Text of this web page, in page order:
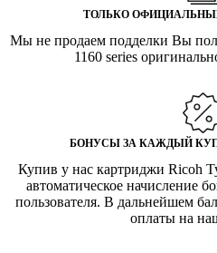
ТОЛЬКО
Мы не продаем подделки Вы
1160 series
БОНУСЫ ЗА КАЖДЫЙ
Купив у нас картриджи Ricoh
автоматическое начисление
пользователя. В дальнейшем
оплаты на